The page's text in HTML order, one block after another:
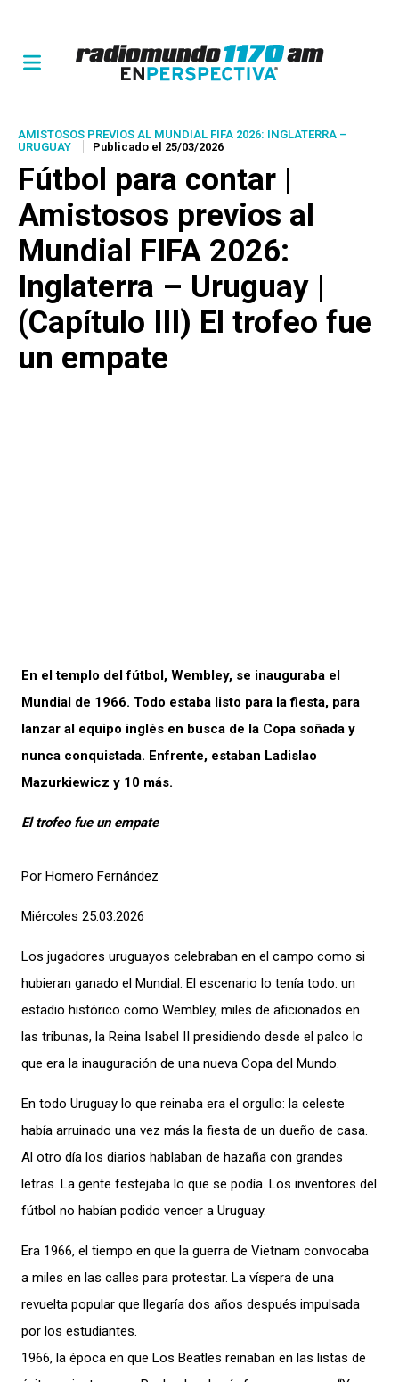
AMISTOSOS PREVIOS AL MUNDIAL FIFA 2026: INGLATERRA –
URUGUAY
Publicado el 25/03/2026
Fútbol para contar |
Amistosos previos al
Mundial FIFA 2026:
Inglaterra – Uruguay |
(Capítulo III) El trofeo fue
un empate
En el templo del fútbol, Wembley, se inauguraba el
Mundial de 1966. Todo estaba listo para la fiesta, para
lanzar al equipo inglés en busca de la Copa soñada y
nunca conquistada. Enfrente, estaban Ladislao
Mazurkiewicz y 10 más.
El trofeo fue un empate
Por Homero Fernández
Miércoles 25.03.2026
Los jugadores uruguayos celebraban en el campo como si
hubieran ganado el Mundial. El escenario lo tenía todo: un
estadio histórico como Wembley, miles de aficionados en
las tribunas, la Reina Isabel II presidiendo desde el palco lo
que era la inauguración de una nueva Copa del Mundo.
En todo Uruguay lo que reinaba era el orgullo: la celeste
había arruinado una vez más la fiesta de un dueño de casa.
Al otro día los diarios hablaban de hazaña con grandes
letras. La gente festejaba lo que se podía. Los inventores del
fútbol no habían podido vencer a Uruguay.
Era 1966, el tiempo en que la guerra de Vietnam convocaba
a miles en las calles para protestar. La víspera de una
revuelta popular que llegaría dos años después impulsada
por los estudiantes.
1966, la época en que Los Beatles reinaban en las listas de